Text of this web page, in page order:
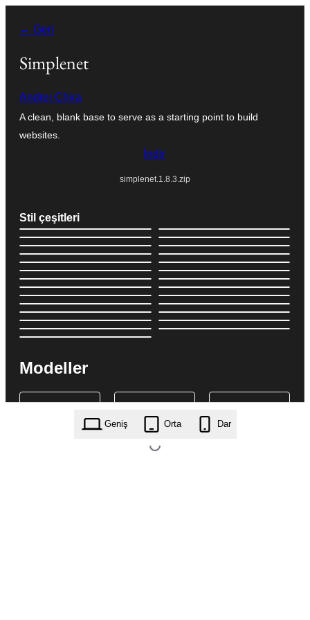
geç
← Geri
Simplenet
Andrei Chira
A clean, blank base to serve as a starting point to build
websites.
İndir
simplenet.1.8.3.zip
Stil çeşitleri
Modeller
Geniş Orta Dar